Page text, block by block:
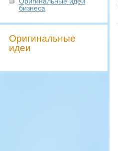
бизнеса
Оригинальные
идеи